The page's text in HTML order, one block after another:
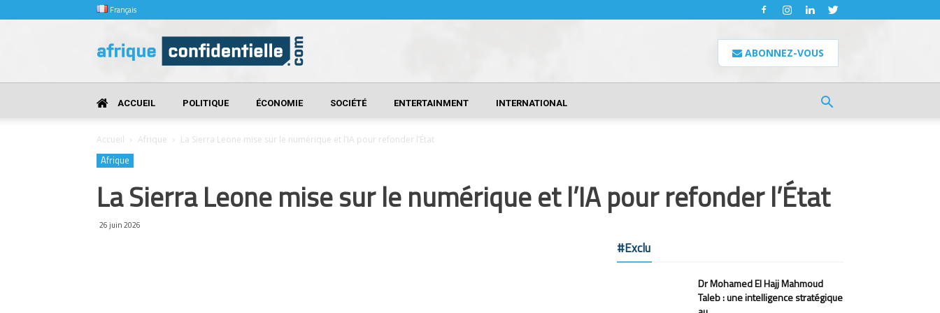
Français
Confidentielle
ABONNEZ-VOUS
ACCUEIL POLITIQUE ÉCONOMIE SOCIÉTÉ ENTERTAINMENT INTERNATIONAL
Accueil Afrique La Sierra Leone mise sur le numérique et l’IA pour refonder l’État
Afrique
La Sierra Leone mise sur le numérique et l’IA pour refonder l’État
26 juin 2026
#Exclu
Dr Mohamed El Hajj Mahmoud
Taleb : une intelligence stratégique